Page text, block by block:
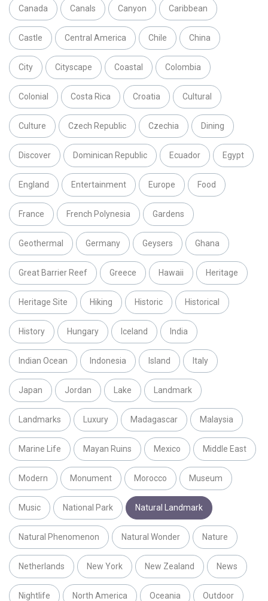
Canada Canals Canyon Caribbean
Castle Central America Chile China
City Cityscape Coastal Colombia
Colonial Costa Rica Croatia Cultural
Culture Czech Republic Czechia Dining
Discover Dominican Republic Ecuador Egypt
England Entertainment Europe Food
France French Polynesia Gardens
Geothermal Germany Geysers Ghana
Great Barrier Reef Greece Hawaii Heritage
Heritage Site Hiking Historic Historical
History Hungary Iceland India
Indian Ocean Indonesia Island Italy
Japan Jordan Lake Landmark
Landmarks Luxury Madagascar Malaysia
Marine Life Mayan Ruins Mexico Middle East
Modern Monument Morocco Museum
Music National Park Natural Landmark
Natural Phenomenon Natural Wonder Nature
Netherlands New York New Zealand News
Nightlife North America Oceania Outdoor